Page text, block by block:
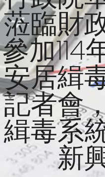
蒞臨財
參加114
安居緝
記者會
緝毒系
新